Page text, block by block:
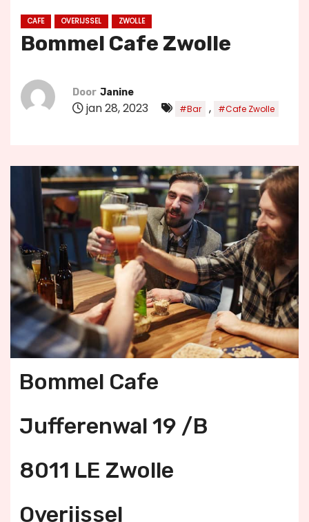
CAFE OVERIJSSEL ZWOLLE
Bommel Cafe Zwolle
Door Janine
jan 28, 2023 #Bar , #Cafe Zwolle
Bommel Cafe
Jufferenwal 19 /B
8011 LE Zwolle
Overijssel